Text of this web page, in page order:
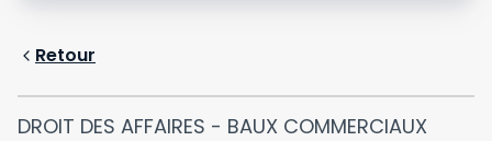
Retour
DROIT DES AFFAIRES - BAUX COMMERCIAUX